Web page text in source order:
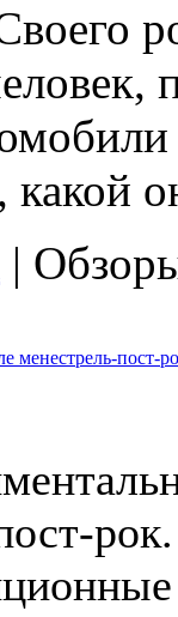
|
менестрель-пост-